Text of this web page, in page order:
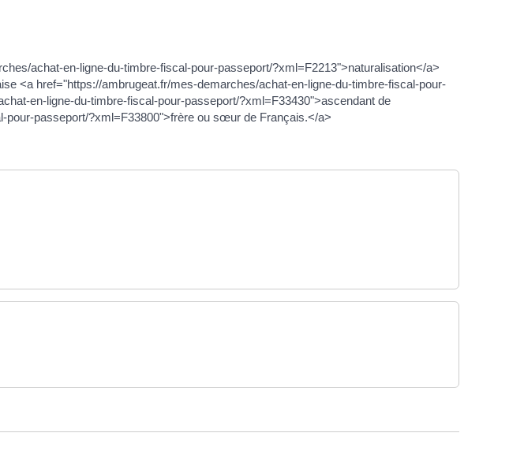
achat-en-ligne-du-timbre-fiscal-pour-passeport/?xml=F2213">naturalisation</a>
<a href="https://ambrugeat.fr/mes-demarches/achat-en-ligne-du-timbre-fiscal-pour-
en-ligne-du-timbre-fiscal-pour-passeport/?xml=F33430">ascendant de
passeport/?xml=F33800">frère ou sœur de Français.</a>